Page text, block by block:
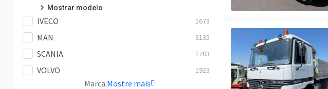
Mostrar modelo
Actros 864
Antos 222
Arocs 589
Atego 728
IVECO 1678
MAN 3135
SCANIA 1703
VOLVO 1923
Marca:Mostre mais